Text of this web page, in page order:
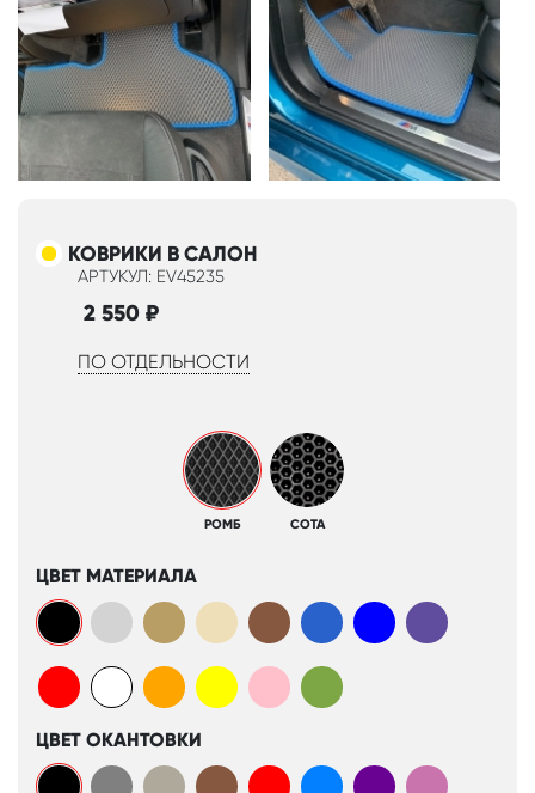
КОВРИКИ В САЛОН
АРТУКУЛ: EV45235
2 550 ₽
ПО ОТДЕЛЬНОСТИ
РОМБ СОТА
ЦВЕТ МАТЕРИАЛА
ЦВЕТ ОКАНТОВКИ